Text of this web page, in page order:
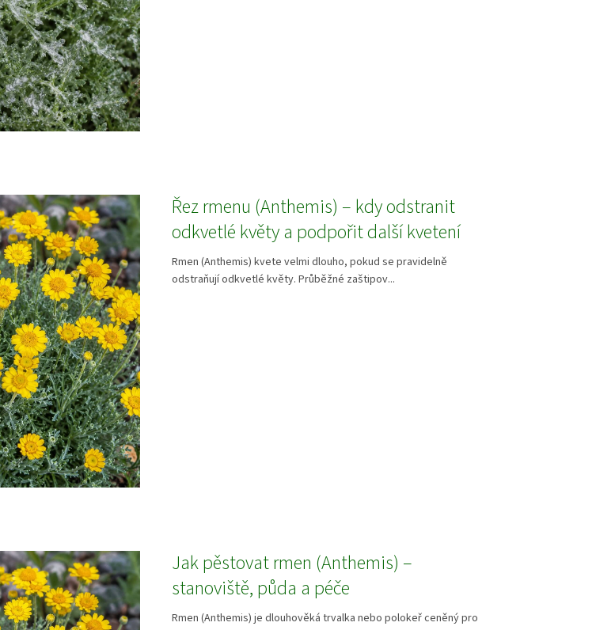
Řez rmenu (Anthemis) – kdy odstranit
odkvetlé květy a podpořit další kvetení
Rmen (Anthemis) kvete velmi dlouho, pokud se pravidelně
odstraňují odkvetlé květy. Průběžné zaštipov...
Jak pěstovat rmen (Anthemis) –
stanoviště, půda a péče
Rmen (Anthemis) je dlouhověká trvalka nebo polokeř ceněný pro